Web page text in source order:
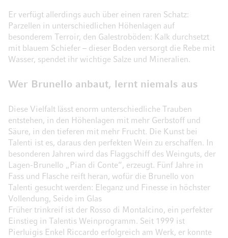
Er verfügt allerdings auch über einen raren Schatz:
Parzellen in unterschiedlichen Höhenlagen auf
besonderem Terroir, den Galestroböden: Kalk durchsetzt
mit blauem Schiefer – dieser Boden versorgt die Rebe mit
Wasser, spendet ihr wichtige Salze und Mineralien.
Wer Brunello anbaut, lernt niemals aus
Diese Vielfalt lässt enorm unterschiedliche Trauben
entstehen, in den Höhenlagen mit mehr Gerbstoff und
Säure, in den tieferen mit mehr Frucht. Die Kunst bei
Talenti ist es, daraus den perfekten Wein zu erschaffen. In
besonderen Jahren wird das Flaggschiff des Weinguts, der
Lagen-Brunello „Pian di Conte“, erzeugt. Fünf Jahre in
Fass und Flasche reift heran, wofür die Brunello von
Talenti gesucht werden: Eleganz und Finesse in höchster
Vollendung, Seide im Glas
Früher trinkreif ist der Rosso di Montalcino, ein perfekter
Einstieg in Talentis Weinprogramm. Seit 1999 ist
Pierluigis Enkel Riccardo erfolgreich am Werk, er konnte